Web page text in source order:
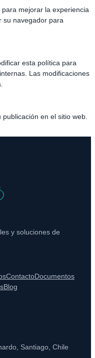
mejorar la experiencia
su navegador para
esta política para
Las modificaciones
en el sitio web.
y soluciones de
ContactoDocumentos
Blog
Santiago, Chile